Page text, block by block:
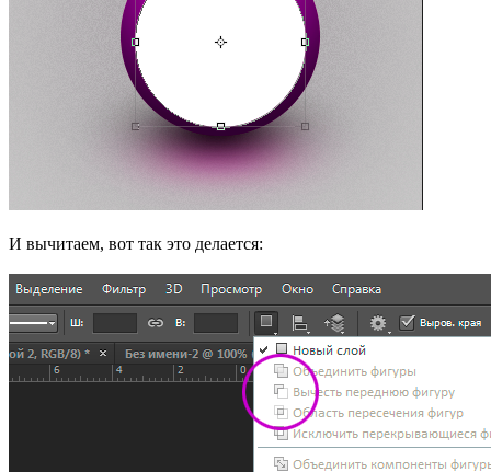
И вычитаем, вот так это делается: